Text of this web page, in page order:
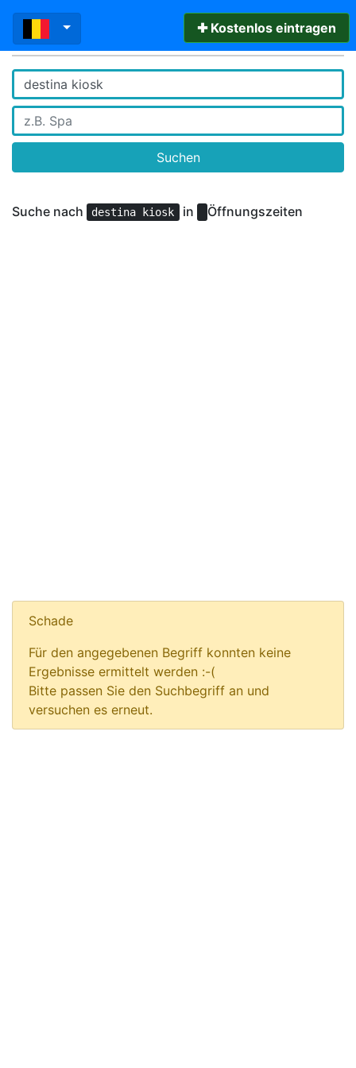
✚ Kostenlos eintragen
Suchen
Suche nach destina kiosk in Öffnungszeiten
Schade
Für den angegebenen Begriff konnten keine
Ergebnisse ermittelt werden :-(
Bitte passen Sie den Suchbegriff an und
versuchen es erneut.